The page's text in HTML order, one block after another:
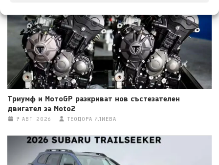
Триумф и МотоGP разкриват нов състезателен
двигател за Moto2
7 АВГ. 2026 ТЕОДОРА ИЛИЕВА